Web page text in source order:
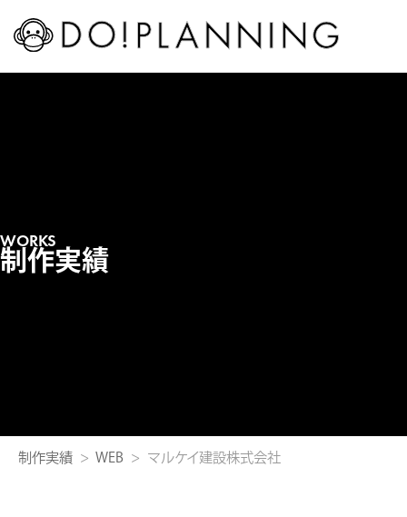
WORKS
制作実績
制作実績 WEB マルケイ建設株式会社